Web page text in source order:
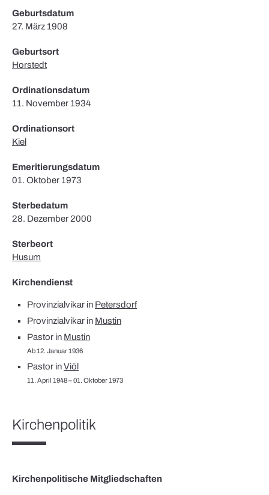
Geburtsdatum
27. März 1908
Geburtsort
Horstedt
Ordinationsdatum
11. November 1934
Ordinationsort
Kiel
Emeritierungsdatum
01. Oktober 1973
Sterbedatum
28. Dezember 2000
Sterbeort
Husum
Kirchendienst
Provinzialvikar in Petersdorf
Provinzialvikar in Mustin
Pastor in Mustin
Ab 12. Januar 1936
Pastor inViöl
11. April 1948 – 01. Oktober 1973
Kirchenpolitik
Kirchenpolitische Mitgliedschaften